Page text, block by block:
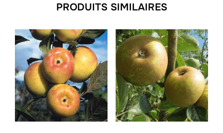
PRODUITS SIMILAIRES